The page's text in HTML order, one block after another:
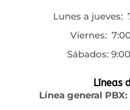
Lunes a jueves:
Viernes:
Sábados:
Líneas
Línea general PBX: